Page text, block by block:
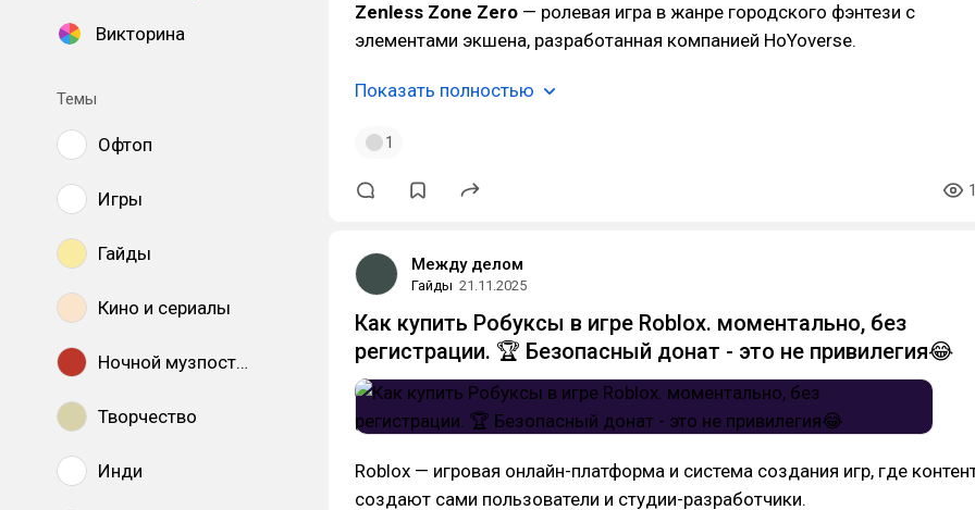
Викторина
Темы
Офтоп
Игры
Гайды
Кино и сериалы
Ночной музпостинг
Творчество
Инди
Zenless Zone Zero — ролевая игра в жанре городского фэнтези с
элементами экшена, разработанная компанией HoYoverse.
Показать полностью
1
Между делом
Гайды 21.11.2025
Как купить Робуксы в игре Roblox. моментально, без
регистрации. 🏆 Безопасный донат - это не привилегия😂
Roblox — игровая онлайн-платформа и система создания игр, где
создают сами пользователи и студии-разработчики.